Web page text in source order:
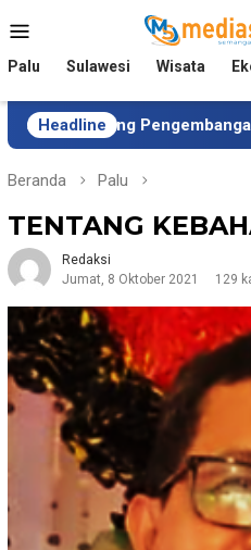
ke
Mobile
Palu Sulawesi Wisata
Headline
Pengembangan
Beranda Palu
TENTANG
Redaksi
Jumat, 8 Oktober 2021
129